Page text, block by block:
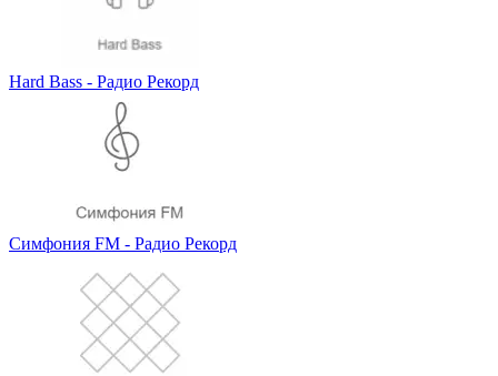
Hard Bass - Радио Рекорд
Симфония FM - Радио Рекорд